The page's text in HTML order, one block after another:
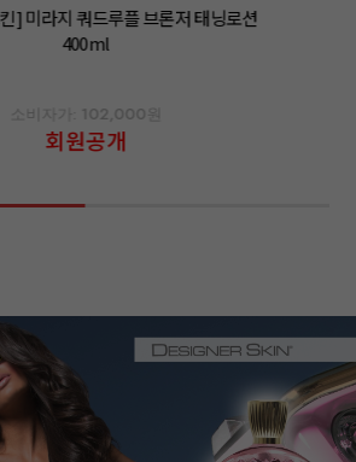
] 미라지 쿼드루플 브론저 태닝로션
400ml
소비자가: 102,000원
회원공개